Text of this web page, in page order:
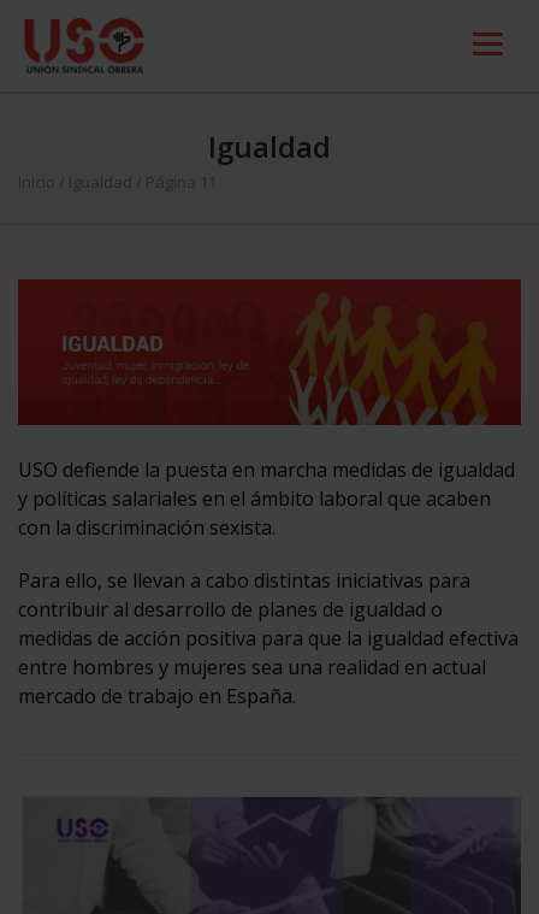
Igualdad
Inicio Igualdad / Página 11
USO defiende la puesta en marcha medidas de igualdad
y políticas salariales en el ámbito laboral que acaben
con la discriminación sexista.
Para ello, se llevan a cabo distintas iniciativas para
contribuir al desarrollo de planes de igualdad o
medidas de acción positiva para que la igualdad efectiva
entre hombres y mujeres sea una realidad en actual
mercado de trabajo en España.